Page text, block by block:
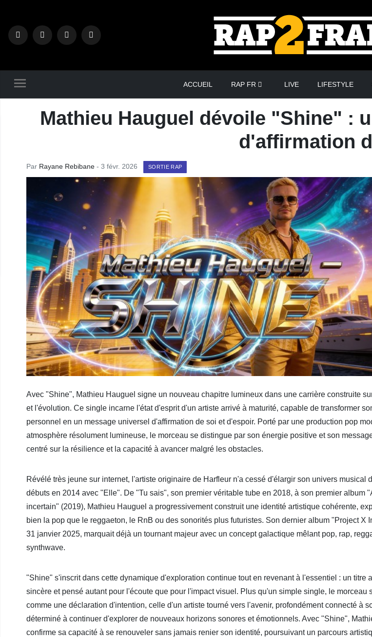
ACCUEIL RAP FR LIVE LIFESTYLE
Mathieu Hauguel dévoile "Shine" :
d'affirmation
Par Rayane Rebibane - 3 févr. 2026 SORTIE RAP
Avec "Shine", Mathieu Hauguel signe un nouveau chapitre lumineux dans une carrière construite
et l'évolution. Ce single incarne l'état d'esprit d'un artiste arrivé à maturité, capable de transformer
personnel en un message universel d'affirmation de soi et d'espoir. Porté par une production pop
atmosphère résolument lumineuse, le morceau se distingue par son énergie positive et son
centré sur la résilience et la capacité à avancer malgré les obstacles.
Révélé très jeune sur internet, l'artiste originaire de Harfleur n'a cessé d'élargir son univers musical
débuts en 2014 avec "Elle". De "Tu sais", son premier véritable tube en 2018, à son premier album
incertain" (2019), Mathieu Hauguel a progressivement construit une identité artistique cohérente,
bien la pop que le reggaeton, le RnB ou des sonorités plus futuristes. Son dernier album "Project X
31 janvier 2025, marquait déjà un tournant majeur avec un concept galactique mêlant pop, rap,
synthwave.
"Shine" s'inscrit dans cette dynamique d'exploration continue tout en revenant à l'essentiel : un titre
sincère et pensé autant pour l'écoute que pour l'impact visuel. Plus qu'un simple single, le morceau
comme une déclaration d'intention, celle d'un artiste tourné vers l'avenir, profondément connecté à
déterminé à continuer d'explorer de nouveaux horizons sonores et émotionnels. Avec "Shine",
confirme sa capacité à se renouveler sans jamais renier son identité, poursuivant un parcours